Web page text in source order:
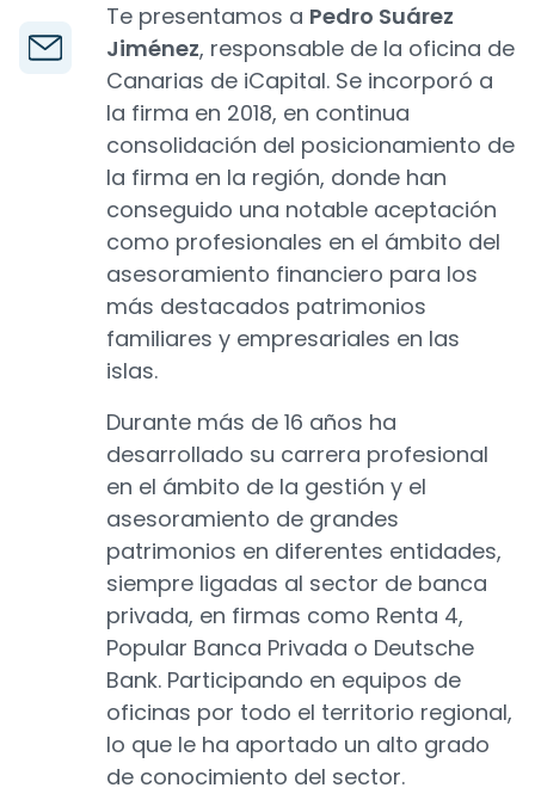
Te presentamos a Pedro Suárez
Jiménez, responsable de la oficina de
Canarias de iCapital. Se incorporó a
la firma en 2018, en continua
consolidación del posicionamiento de
la firma en la región, donde han
conseguido una notable aceptación
como profesionales en el ámbito del
asesoramiento financiero para los
más destacados patrimonios
familiares y empresariales en las
islas.
Durante más de 16 años ha
desarrollado su carrera profesional
en el ámbito de la gestión y el
asesoramiento de grandes
patrimonios en diferentes entidades,
siempre ligadas al sector de banca
privada, en firmas como Renta 4,
Popular Banca Privada o Deutsche
Bank. Participando en equipos de
oficinas por todo el territorio regional,
lo que le ha aportado un alto grado
de conocimiento del sector.